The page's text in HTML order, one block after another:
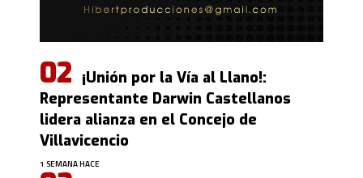
¡Unión por la Vía al Llano!:
Representante Darwin Castellanos
lidera alianza en el Concejo de
Villavicencio
1 SEMANA HACE